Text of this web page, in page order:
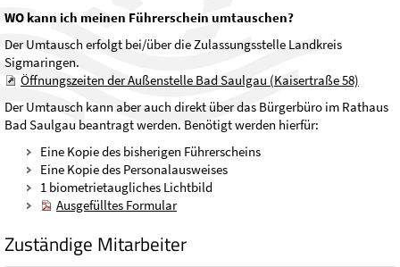
WO kann ich meinen Führerschein umtauschen?
Der Umtausch erfolgt bei/über die Zulassungsstelle Landkreis
Sigmaringen.
Öffnungszeiten der Außenstelle Bad Saulgau (Kaisertraße 58)
Der Umtausch kann aber auch direkt über das Bürgerbüro im Rathaus
Bad Saulgau beantragt werden. Benötigt werden hierfür:
Eine Kopie des bisherigen Führerscheins
Eine Kopie des Personalausweises
1 biometrietaugliches Lichtbild
Ausgefülltes Formular
Zuständige Mitarbeiter